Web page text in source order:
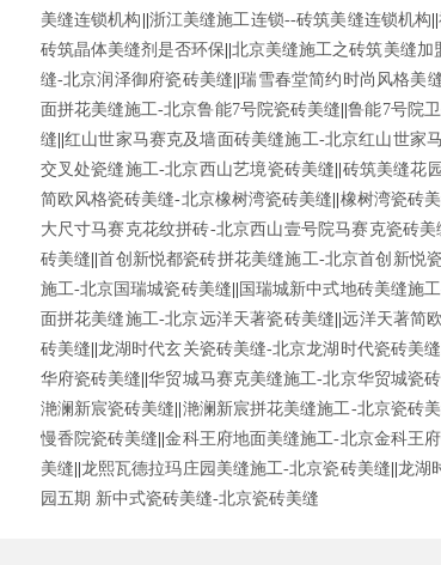
美缝连锁机构 浙江美缝施工连锁--砖筑美缝连锁机构 ||
砖筑晶体美缝剂是否环保 ||北京美缝施工之砖筑美缝加
缝-北京润泽御府瓷砖美缝 ||瑞雪春堂简约时尚风格美
面拼花美缝施工-北京鲁能7号院瓷砖美缝 ||鲁能7号院
缝 红山世家马赛克及墙面砖美缝施工-北京红山世家
交叉处瓷缝施工-北京西山艺境瓷砖美缝 砖筑美缝花
简欧风格瓷砖美缝-北京橡树湾瓷砖美缝 橡树湾瓷砖
大尺寸马赛克花纹拼砖-北京西山壹号院马赛克瓷砖美
砖美缝 ||首创新悦都瓷砖拼花美缝施工-北京首创新悦
施工-北京国瑞城瓷砖美缝
国瑞城新中式地砖美缝施
面拼花美缝施工-北京远洋天著瓷砖美缝 ||远洋天著简
砖美缝 龙湖时代玄关瓷砖美缝-北京龙湖时代瓷砖美缝
华府瓷砖美缝 ||华贸城马赛克美缝施工-北京华贸城瓷
滟澜新宸瓷砖美缝 滟澜新宸拼花美缝施工-北京瓷砖
慢香院瓷砖美缝 ||金科王府地面美缝施工-北京金科王
美缝 龙熙瓦德拉玛庄园美缝施工-北京瓷砖美缝 龙湖
园五期 新中式瓷砖美缝-北京瓷砖美缝